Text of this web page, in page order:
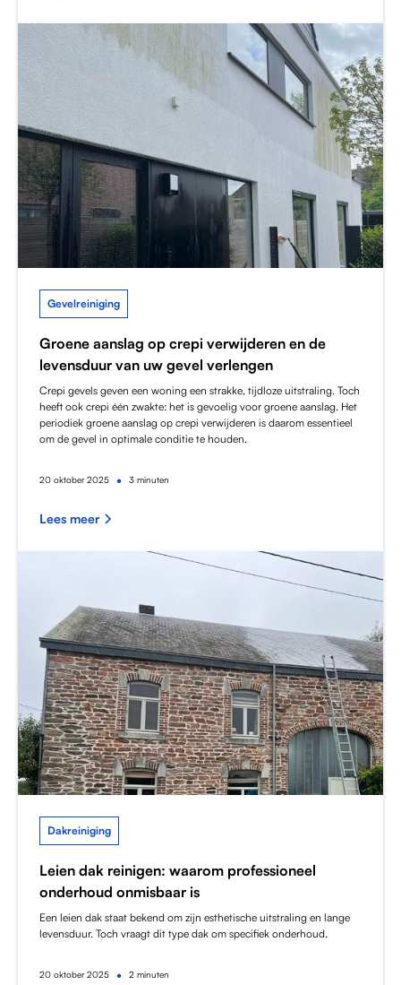
Gevelreiniging
Groene aanslag op crepi verwijderen en de
levensduur van uw gevel verlengen
Crepi gevels geven een woning een strakke, tijdloze uitstraling. Toch
heeft ook crepi één zwakte: het is gevoelig voor groene aanslag. Het
periodiek groene aanslag op crepi verwijderen is daarom essentieel
om de gevel in optimale conditie te houden.
20 oktober 2025 • 3 minuten
Lees meer
Dakreiniging
Leien dak reinigen: waarom professioneel
onderhoud onmisbaar is
Een leien dak staat bekend om zijn esthetische uitstraling en lange
levensduur. Toch vraagt dit type dak om specifiek onderhoud.
20 oktober 2025 • 2 minuten